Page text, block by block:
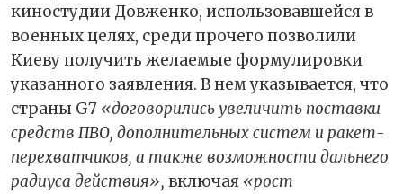
киностудии Довженко, использовавшейся в
военных целях, среди прочего позволили
Киеву получить желаемые формулировки
указанного заявления. В нем указывается, что
страны G7 «договорились увеличить поставки
средств ПВО, дополнительных систем и ракет-
перехватчиков, а также возможности дальнего
радиуса действия», включая «рост